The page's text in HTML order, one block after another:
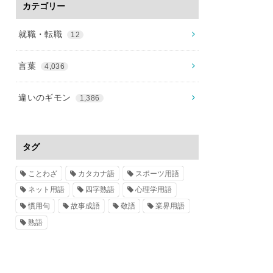
カテゴリー
就職・転職 12
言葉 4,036
違いのギモン 1,386
タグ
ことわざ カタカナ語
スポーツ用語
ネット用語
四字熟語
心理学用語
慣用句
故事成語 敬語
業界用語
熟語